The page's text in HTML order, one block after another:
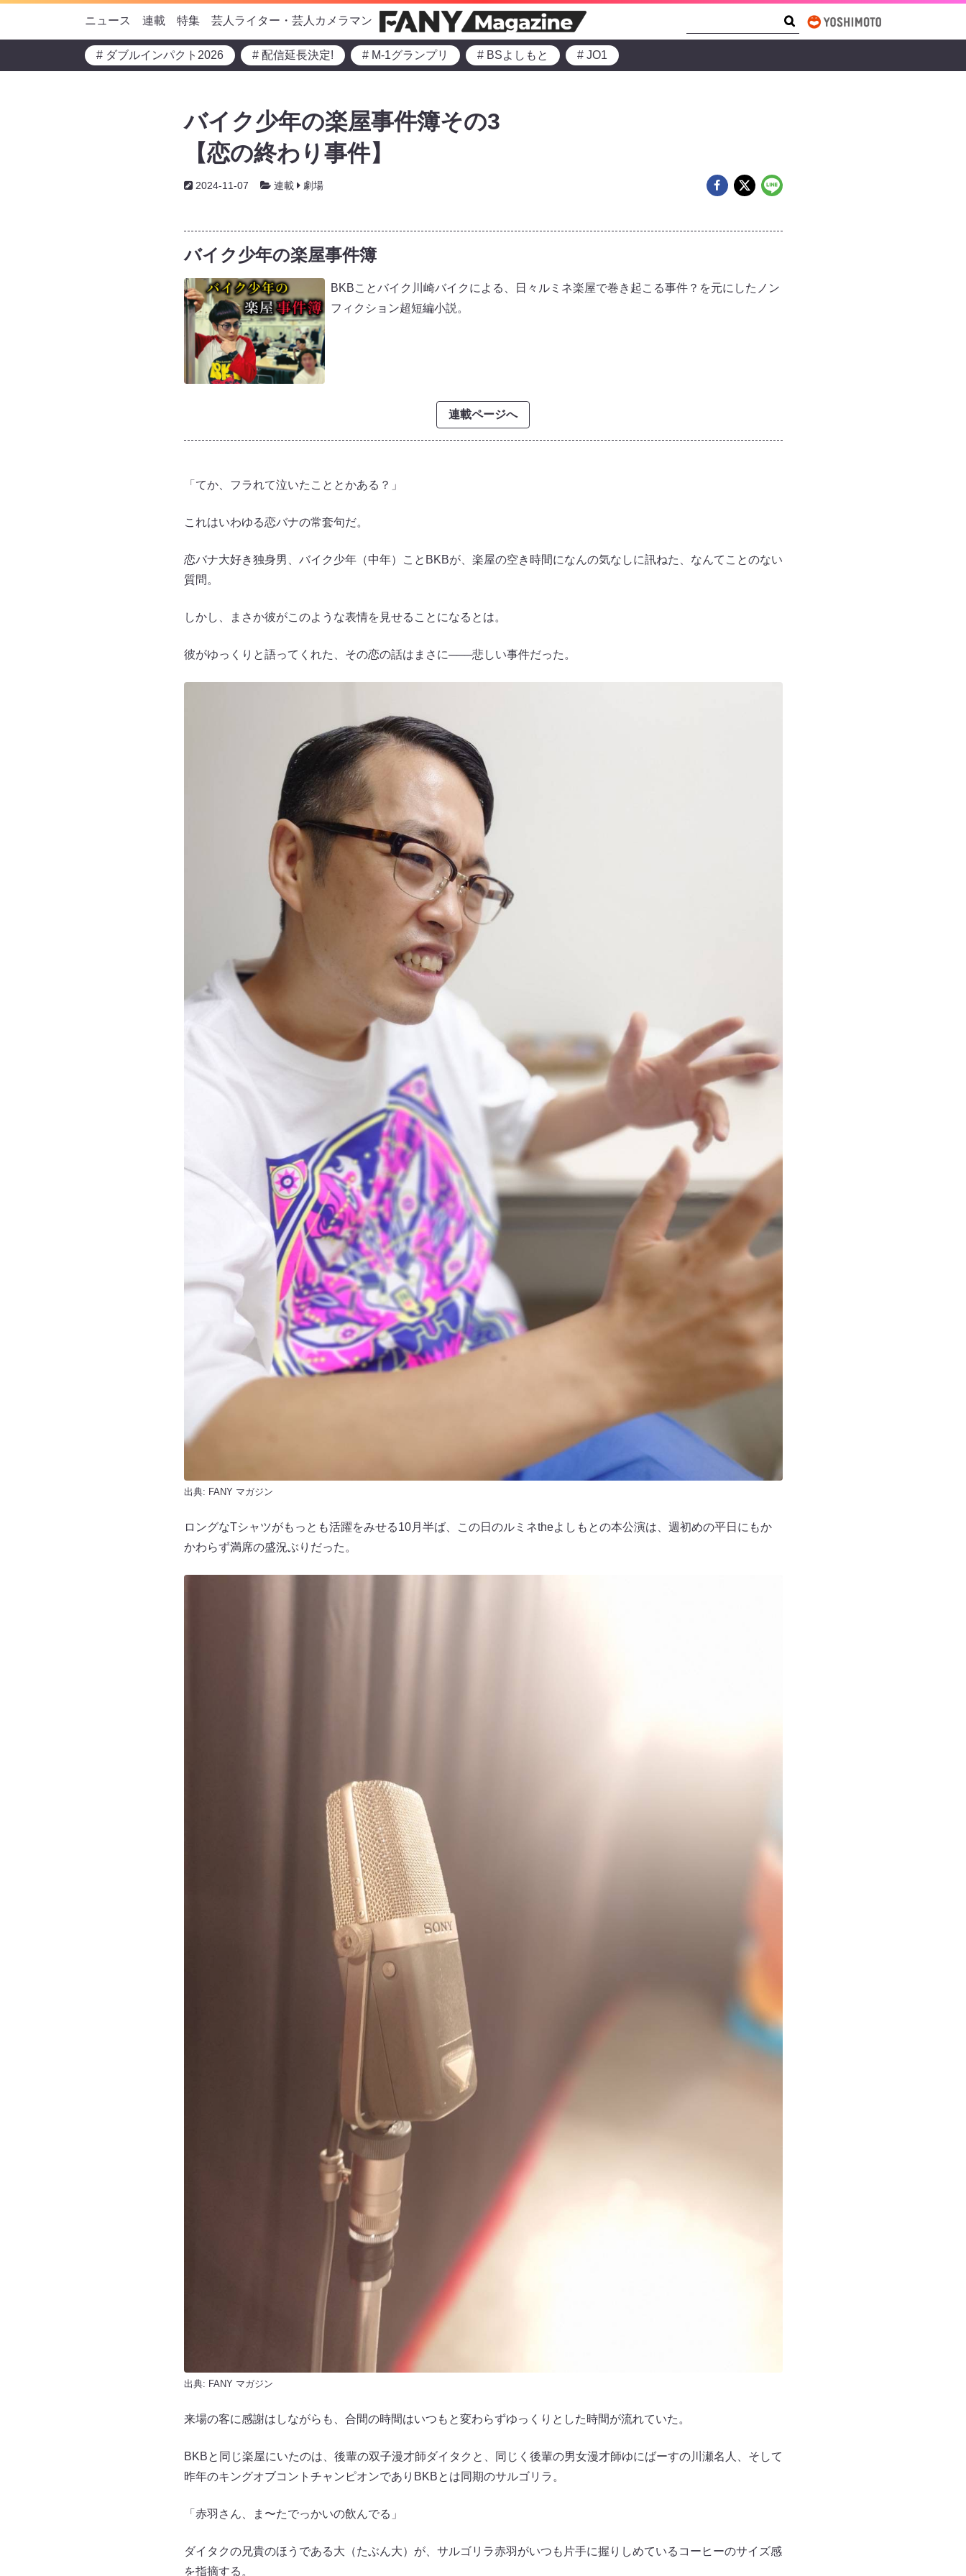
ニュース 連載 特集 芸人ライター・芸人カメラマン
# ダブルインパクト2026 # 配信延長決定! # M-1グランプリ # BSよしもと # JO1
バイク少年の楽屋事件簿その3
【恋の終わり事件】
2024-11-07 連載 劇場
バイク少年の楽屋事件簿
BKBことバイク川崎バイクによる、日々ルミネ楽屋で巻き起こる事件？を元にしたノン
フィクション超短編小説。
連載ページへ
「てか、フラれて泣いたこととかある？」
これはいわゆる恋バナの常套句だ。
恋バナ大好き独身男、バイク少年（中年）ことBKBが、楽屋の空き時間になんの気なしに訊ねた、なんてことのない
質問。
しかし、まさか彼がこのような表情を見せることになるとは。
彼がゆっくりと語ってくれた、その恋の話はまさに───悲しい事件だった。
出典: FANY マガジン
ロングなTシャツがもっとも活躍をみせる10月半ば、この日のルミネtheよしもとの本公演は、週初めの平日にもか
かわらず満席の盛況ぶりだった。
出典: FANY マガジン
来場の客に感謝はしながらも、合間の時間はいつもと変わらずゆっくりとした時間が流れていた。
BKBと同じ楽屋にいたのは、後輩の双子漫才師ダイタクと、同じく後輩の男女漫才師ゆにばーすの川瀬名人、そして
昨年のキングオブコントチャンピオンでありBKBとは同期のサルゴリラ。
「赤羽さん、ま〜たでっかいの飲んでる」
ダイタクの兄貴のほうである大（たぶん大）が、サルゴリラ赤羽がいつも片手に握りしめているコーヒーのサイズ感
を指摘する。